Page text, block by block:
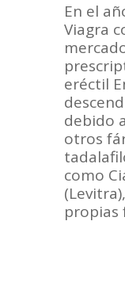
En el
Viagra
eréctil
debido
otros
como
propias